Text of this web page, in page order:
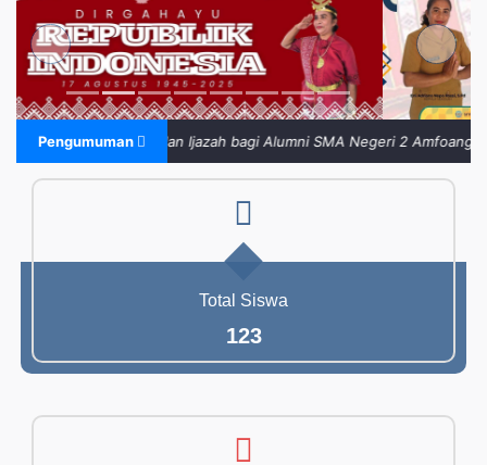
Previous Next
Pengumuman
Pengambilan Ijazah bagi Alumni SMA Negeri 2 Amfoang Timur
Total Siswa
123